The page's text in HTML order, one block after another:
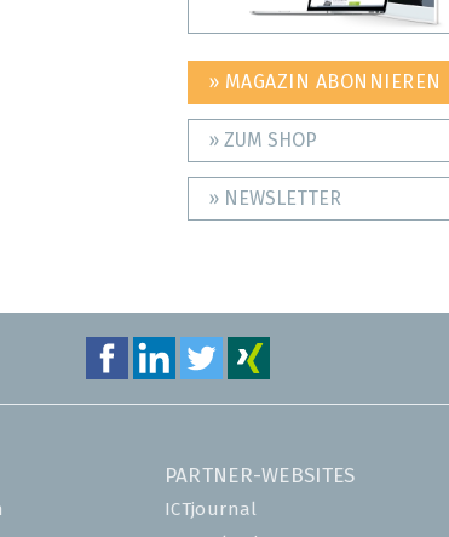
» MAGAZIN ABONNIEREN
» ZUM SHOP
» NEWSLETTER
PARTNER-WEBSITES
ICTjournal